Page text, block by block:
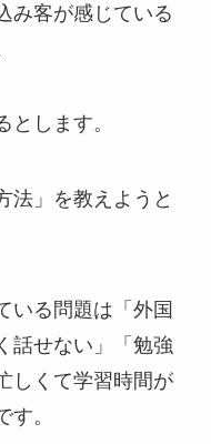
み客が感じている
します。
法」を教えようと
いる問題は「外国
話せない」「勉強
しくて学習時間が
。